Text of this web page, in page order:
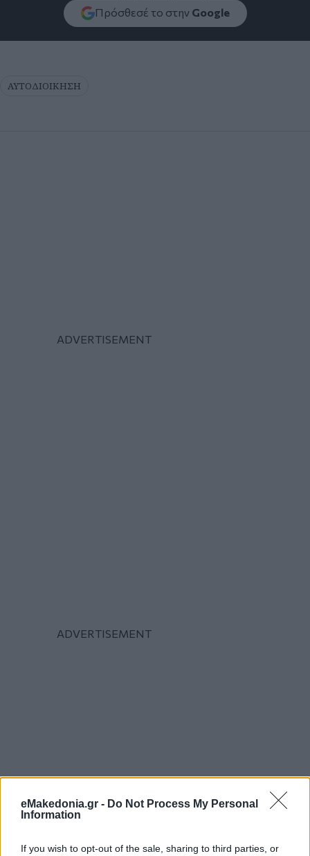
eMakedonia.gr - Do Not Process My Personal
Information
If you wish to opt-out of the sale, sharing to third parties, or
Πρόσθεσέ το στην Google
ΑΥΤΟΔΙΟΙΚΗΣΗ